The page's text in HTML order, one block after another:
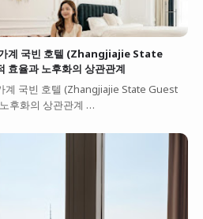
가계 국빈 호텔 (Zhangjiajie State
율과 노후화의 상관관계
계 국빈 호텔 (Zhangjiajie State Guest
후화의 상관관계 …